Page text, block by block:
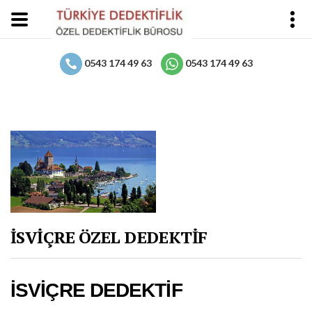
0543 174 49 63 0543 174 49 63
İSVİÇRE ÖZEL DEDEKTİF
İSVİÇRE DEDEKTİF